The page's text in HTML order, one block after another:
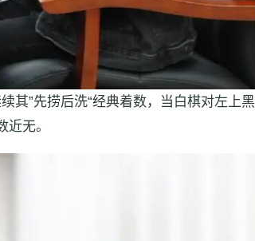
其”先捞后洗“经典着数，当白棋对左上黑
无。